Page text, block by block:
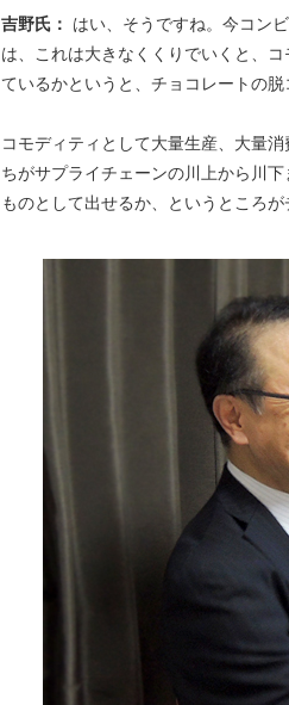
吉野氏：
はい、そうですね。今コン
は、これは大きなくくりでいくと、
ているかというと、チョコレートの
コモディティとして大量生産、大量
ちがサプライチェーンの川上から川
ものとして出せるか、というところ